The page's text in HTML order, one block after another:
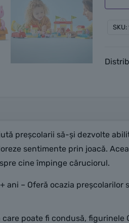
SKU:
preșcolarii să-și dezvolte
sentimente prin joacă.
cine împinge căruciorul.
– Oferă ocazia
poate fi condusă, figurinele